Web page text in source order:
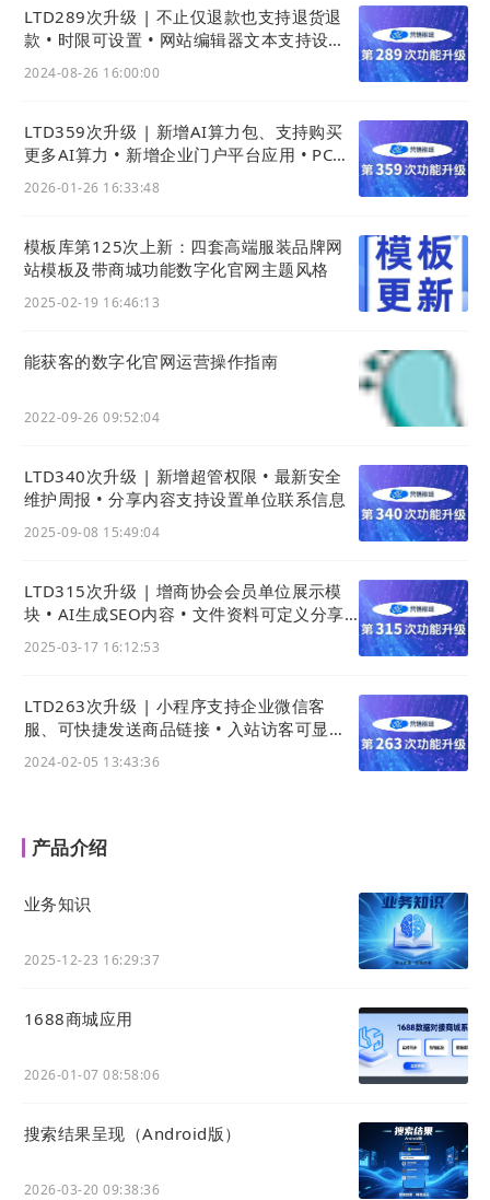
LTD289次升级 | 不止仅退款也支持退货退
款 • 时限可设置 • 网站编辑器文本支持设置
2024-08-26 16:00:00
LTD359次升级 | 新增AI算力包、支持购买
更多AI算力 • 新增企业门户平台应用 • PC商
2026-01-26 16:33:48
模板库第125次上新：四套高端服装品牌网
站模板及带商城功能数字化官网主题风格
2025-02-19 16:46:13
能获客的数字化官⽹运营操作指南
2022-09-26 09:52:04
LTD340次升级 | 新增超管权限 • 最新安全
维护周报 • 分享内容支持设置单位联系信息
2025-09-08 15:49:04
LTD315次升级 | 增商协会会员单位展示模
块 • AI生成SEO内容 • 文件资料可定义分享
2025-03-17 16:12:53
LTD263次升级 | 小程序支持企业微信客
服、可快捷发送商品链接 • 入站访客可显示
访问设备 • 小程序可展示备案号
2024-02-05 13:43:36
产品介绍
业务知识
2025-12-23 16:29:37
1688商城应用
2026-01-07 08:58:06
搜索结果呈现（Android版）
2026-03-20 09:38:36